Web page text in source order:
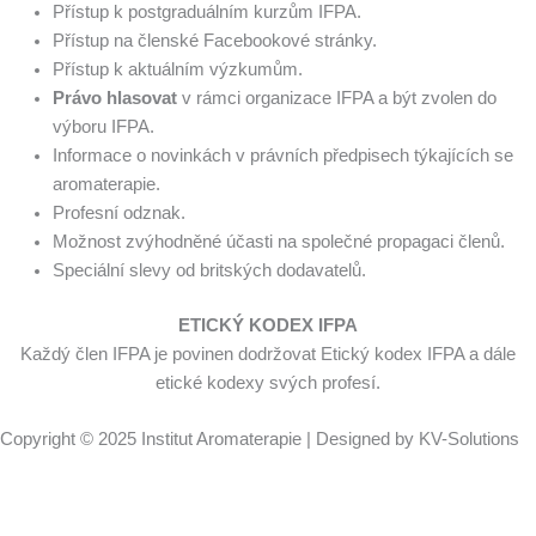
Přístup k postgraduálním kurzům IFPA.
Přístup na členské Facebookové stránky.
Přístup k aktuálním výzkumům.
Právo hlasovatv rámci organizace IFPA a být zvolen do
výboru IFPA.
Informace o novinkách v právních předpisech týkajících se
aromaterapie.
Profesní odznak.
Možnost zvýhodněné účasti na společné propagaci členů.
Speciální slevy od britských dodavatelů.
ETICKÝ KODEX IFPA
Každý člen IFPA je povinen dodržovat Etický kodex IFPA a dále
etické kodexy svých profesí.
Copyright © 2025 Institut Aromaterapie | Designed by KV-Solutions